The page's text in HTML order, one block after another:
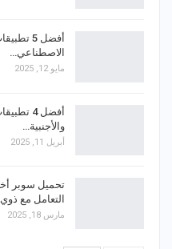
أفضل 5
الاصطناعي…
مايو 12, 2025
أفضل 4
والأجنبية…
أبريل 11, 2025
تحميل سوبر
التعامل مع
مارس 18, 2025